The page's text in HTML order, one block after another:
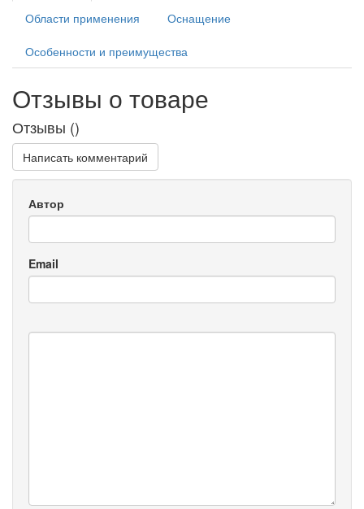
Области применения Оснащение
Особенности и преимущества
Отзывы о товаре
Отзывы ()
Написать комментарий
Автор
Email